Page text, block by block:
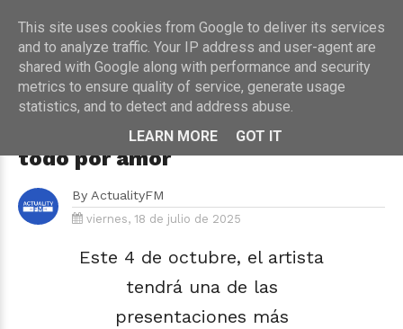
HOME›MÚSICA
Luck Ra lanza 'Tengo Ganas', una
propuesta que invita a dejarlo
todo por amor
By ActualityFM
viernes, 18 de julio de 2025
Este 4 de octubre, el artista
tendrá una de las
presentaciones más
This site uses cookies from Google to deliver its services
and to analyze traffic. Your IP address and user-agent are
shared with Google along with performance and security
metrics to ensure quality of service, generate usage
statistics, and to detect and address abuse.
LEARN MORE
GOT IT